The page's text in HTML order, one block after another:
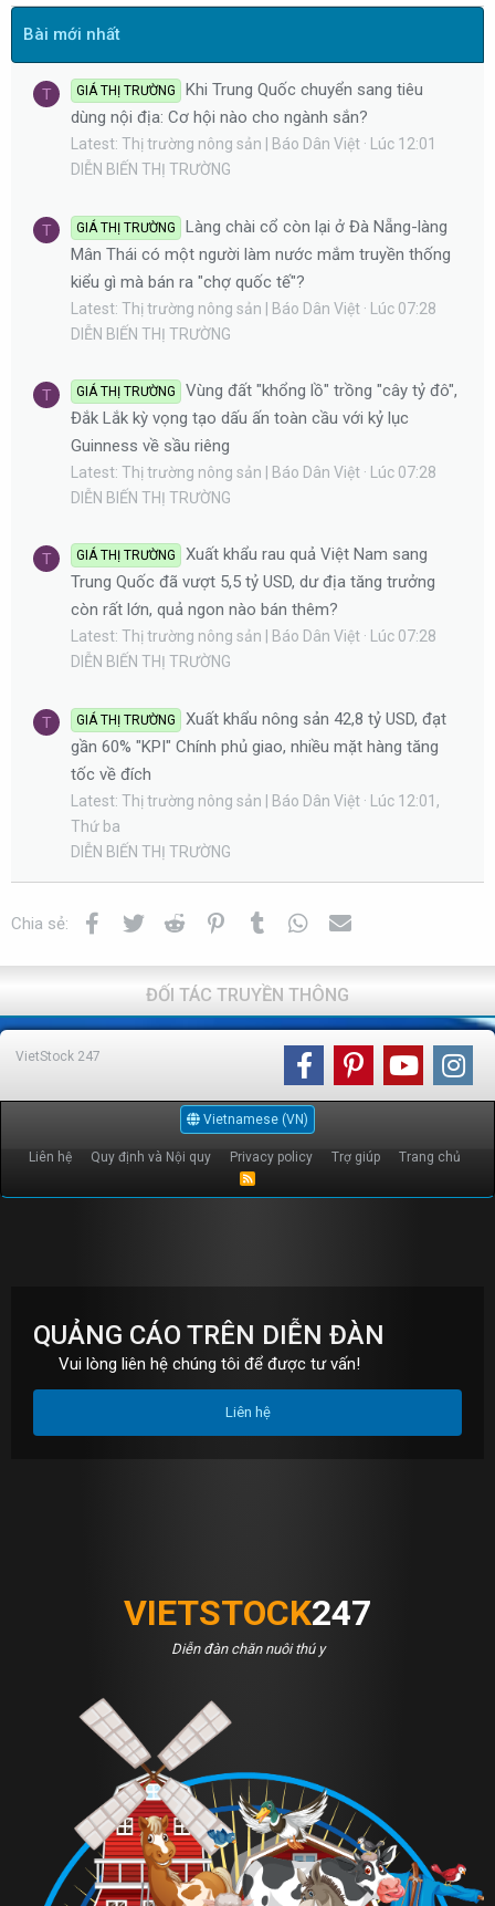
Bài mới nhất
T GIÁ THỊ TRƯỜNG
Khi Trung Quốc chuyển sang tiêu
dùng nội địa: Cơ hội nào cho ngành sắn?
Latest: Thị trường nông sản | Báo Dân Việt
Lúc 12:01
DIỄN BIẾN THỊ TRƯỜNG
T GIÁ THỊ TRƯỜNG
Làng chài cổ còn lại ở Đà Nẵng-làng
Mân Thái có một người làm nước mắm truyền thống
kiểu gì mà bán ra "chợ quốc tế"?
Latest: Thị trường nông sản | Báo Dân Việt
Lúc 07:28
DIỄN BIẾN THỊ TRƯỜNG
T GIÁ THỊ TRƯỜNG
Vùng đất "khổng lồ" trồng "cây tỷ đô",
Đắk Lắk kỳ vọng tạo dấu ấn toàn cầu với kỷ lục
Guinness về sầu riêng
Latest: Thị trường nông sản | Báo Dân Việt
Lúc 07:28
DIỄN BIẾN THỊ TRƯỜNG
T GIÁ THỊ TRƯỜNG
Xuất khẩu rau quả Việt Nam sang
Trung Quốc đã vượt 5,5 tỷ USD, dư địa tăng trưởng
còn rất lớn, quả ngon nào bán thêm?
Latest: Thị trường nông sản | Báo Dân Việt
Lúc 07:28
DIỄN BIẾN THỊ TRƯỜNG
T GIÁ THỊ TRƯỜNG
Xuất khẩu nông sản 42,8 tỷ USD, đạt
gần 60% "KPI" Chính phủ giao, nhiều mặt hàng tăng
tốc về đích
Latest: Thị trường nông sản | Báo Dân Việt
Lúc 12:01,
Thứ ba
DIỄN BIẾN THỊ TRƯỜNG
Chia sẻ: Facebook
Twitter Reddit PinterestTumblr WhatsApp
ĐỐI TÁC TRUYỀN THÔNG
VietStock 247
Vietnamese (VN)
Liên hệ Quy định và Nội quy Privacy policy Trợ giúp Trang chủ
R
QUẢNG CÁO TRÊN DIỄN ĐÀN
Vui lòng liên hệ chúng tôi để được tư vấn!
Liên hệ
VIETSTOCK247
Diễn đàn chăn nuôi thú y